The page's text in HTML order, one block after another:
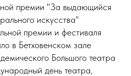
премии "За выдающийся
искусства"
премии и фестиваля
в Бетховенском зале
Большого театра
день театра,